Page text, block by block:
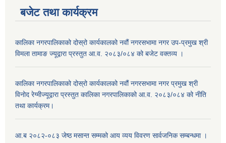
बजेट तथा कार्यक्रम
कालिका नगरपालिकाको दोस्रो कार्यकालको नवौं नगरसभामा नगर उप-प्रमुख श्री
विमला तामाङ ज्यूद्वारा प्रस्तुत आ.व. २०८३/०८४ को बजेट वक्तव्य ।
कालिका नगरपालिकाको दोस्रो कार्यकालको नवौं नगरसभामा नगर प्रमुख श्री
विनोद रेग्मीज्यूद्वारा प्रस्तुत कालिका नगरपालिकाको आ.व. २०८३/०८४ को नीति
तथा कार्यक्रम।
आ.ब २०८२-०८३ जेष्ठ मसान्त सम्मको आय व्यय विवरण सार्वजनिक सम्बन्धमा ।